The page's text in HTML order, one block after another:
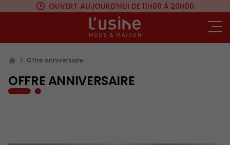
OUVERT AUJOURD'HUI DE 11H00 À 20H00
Offre anniversaire
OFFRE ANNIVERSAIRE